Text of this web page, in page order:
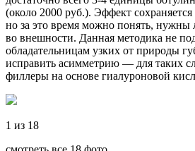
(около 2000 руб.). Эффект
но за это время можно понять, нужны
во внешности. Данная методика не
обладательницам узких от природы
исправить асимметрию — для таких
филлеры на основе гиалуроновой
1 из 18